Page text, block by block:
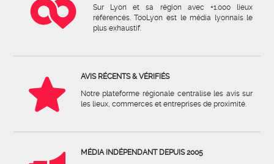
Sur Lyon et sa région avec +1.000 lieux
référencés. TooLyon est le média lyonnais le
plus exhaustif.
AVIS RÉCENTS & VÉRIFIÉS
Notre plateforme régionale centralise les avis sur
les lieux, commerces et entreprises de proximité.
MÉDIA INDÉPENDANT DEPUIS 2005